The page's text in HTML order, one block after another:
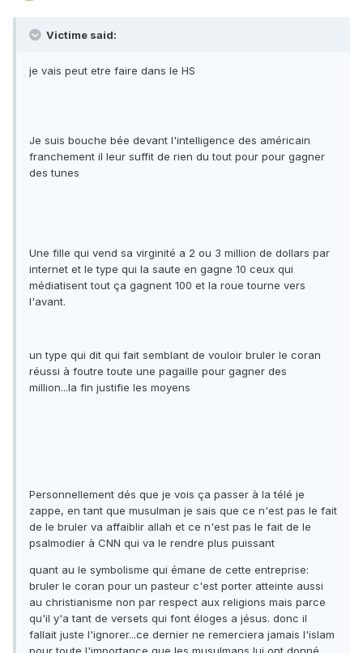
Victime said:
je vais peut etre faire dans le HS
Je suis bouche bée devant l'intelligence des américain
franchement il leur suffit de rien du tout pour pour gagner
des tunes
Une fille qui vend sa virginité a 2 ou 3 million de dollars par
internet et le type qui la saute en gagne 10 ceux qui
médiatisent tout ça gagnent 100 et la roue tourne vers
l'avant.
un type qui dit qui fait semblant de vouloir bruler le coran
réussi à foutre toute une pagaille pour gagner des
million...la fin justifie les moyens
Personnellement dés que je vois ça passer à la télé je
zappe, en tant que musulman je sais que ce n'est pas le fait
de le bruler va affaiblir allah et ce n'est pas le fait de le
psalmodier à CNN qui va le rendre plus puissant
quant au le symbolisme qui émane de cette entreprise:
bruler le coran pour un pasteur c'est porter atteinte aussi
au christianisme non par respect aux religions mais parce
qu'il y'a tant de versets qui font éloges a jésus. donc il
fallait juste l'ignorer...ce dernier ne remerciera jamais l'islam